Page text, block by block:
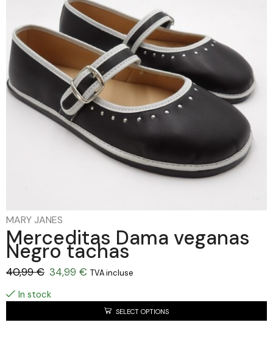
MARY JANES
Merceditas Dama veganas
Negro tachas
40,99€ 34,99 € TVA incluse
In stock
SELECT OPTIONS